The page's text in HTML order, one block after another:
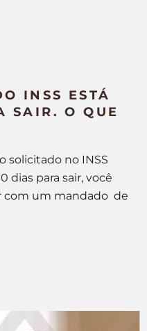
INSS ESTÁ
SAIR. O QUE
solicitado no INSS
dias para sair, você
com um mandado de